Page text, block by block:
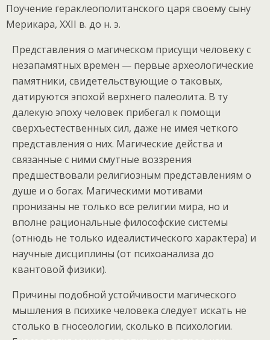
Поучение гераклеополитанского царя своему сыну
Мерикара, XXII в. до н. э.
Представления о магическом присущи человеку с
незапамятных времен — первые археологические
памятники, свидетельствующие о таковых,
датируются эпохой верхнего палеолита. В ту
далекую эпоху человек прибегал к помощи
сверхъестественных сил, даже не имея четкого
представления о них. Магические действа и
связанные с ними смутные воззрения
предшествовали религиозным представлениям о
душе и о богах. Магическими мотивами
пронизаны не только все религии мира, но и
вполне рациональные философские системы
(отнюдь не только идеалистического характера) и
научные дисциплины (от психоанализа до
квантовой физики).
Причины подобной устойчивости магического
мышления в психике человека следует искать не
столько в гносеологии, сколько в психологии.